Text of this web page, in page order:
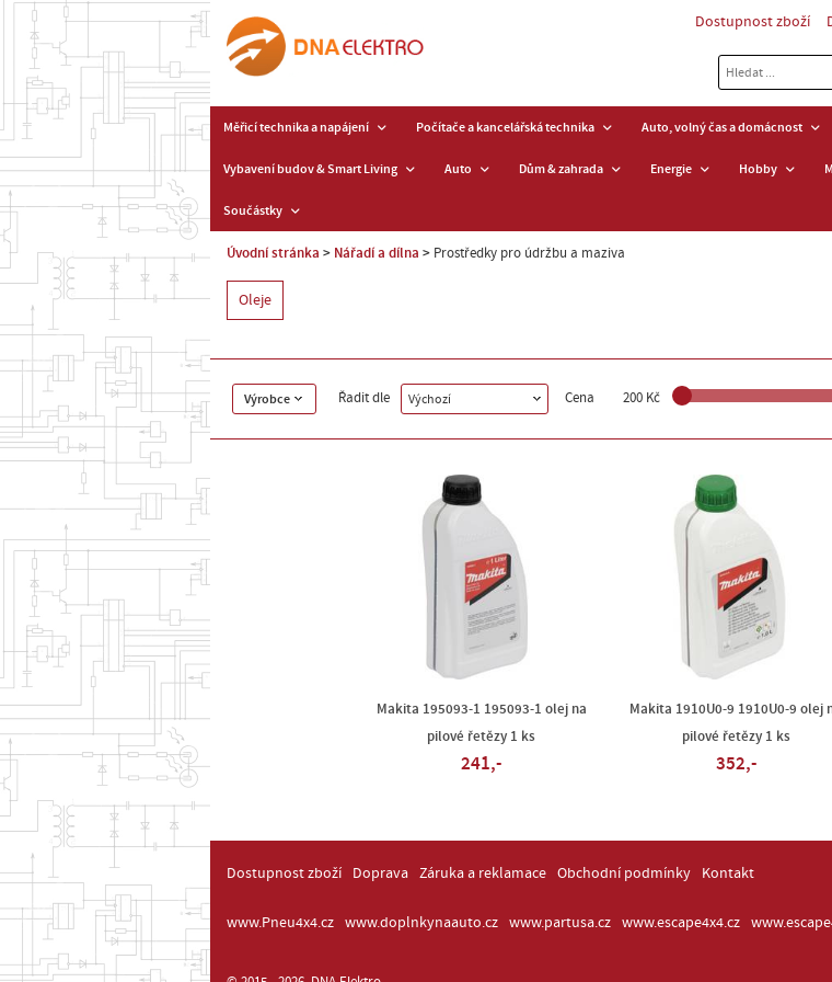
Dostupnost zboží
Měřicí technika a napájení Počítače a kancelářská technika Auto, volný čas a domácnost
Vybavení budov & Smart Living Auto Dům & zahrada Energie Hobby
Součástky
Úvodní stránka Nářadí a dílna Prostředky pro údržbu a maziva
Oleje
Výrobce Řadit dle Výchozí Cena 200 Kč
Makita 195093-1 195093-1 olej na
pilové řetězy 1 ks
241,-
Makita 1910U0-9 1910U0-9 olej
pilové řetězy 1 ks
352,-
Dostupnost zboží Doprava Záruka a reklamace Obchodní podmínky Kontakt
www.Pneu4x4.cz www.doplnkynaauto.cz www.partusa.cz www.escape4x4.cz